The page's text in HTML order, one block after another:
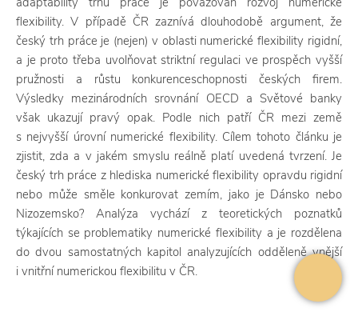
flexibility. V případě ČR zaznívá dlouhodobě argument, že
český trh práce je (nejen) v oblasti numerické flexibility rigidní,
a je proto třeba uvolňovat striktní regulaci ve prospěch vyšší
pružnosti a růstu konkurenceschopnosti českých firem.
Výsledky mezinárodních srovnání OECD a Světové banky
však ukazují pravý opak. Podle nich patří ČR mezi země
s nejvyšší úrovní numerické flexibility. Cílem tohoto článku je
zjistit, zda a v jakém smyslu reálně platí uvedená tvrzení. Je
český trh práce z hlediska numerické flexibility opravdu rigidní
nebo může směle konkurovat zemím, jako je Dánsko nebo
Nizozemsko? Analýza vychází z teoretických poznatků
týkajících se problematiky numerické flexibility a je rozdělena
do dvou samostatných kapitol analyzujících odděleně vnější
i vnitřní numerickou flexibilitu v ČR.